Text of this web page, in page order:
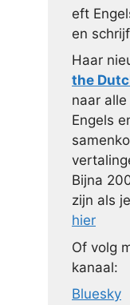
eft
en
Haar
the
naar
Engels
Bijna
zijn als
hier
Of volg
kanaal:
Bluesky